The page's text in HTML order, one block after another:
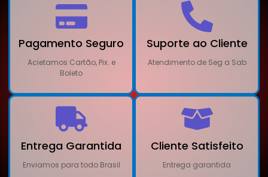
Pagamento Seguro
Acietamos Cartão, Pix. e
Boleto
Suporte ao Cliente
Atendimento de Seg a Sab
Entrega Garantida
Enviamos para todo Brasil
Cliente Satisfeito
Entrega garantida